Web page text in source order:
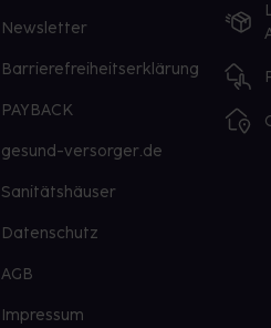
Newsletter
Barrierefreiheitserklärung
PAYBACK
gesund-versorger.de
Sanitätshäuser
Datenschutz
AGB
Impressum